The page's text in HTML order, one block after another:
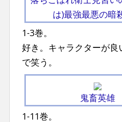
は)最強最悪の暗
1-3巻。
好き。キャラクターが
で笑う。
鬼畜英雄
1-11巻。